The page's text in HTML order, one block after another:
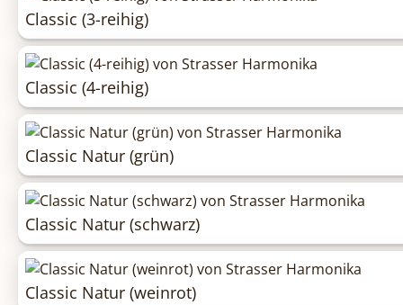
Classic (3-reihig)
Classic (4-reihig)
Classic Natur (grün)
Classic Natur (schwarz)
Classic Natur (weinrot)